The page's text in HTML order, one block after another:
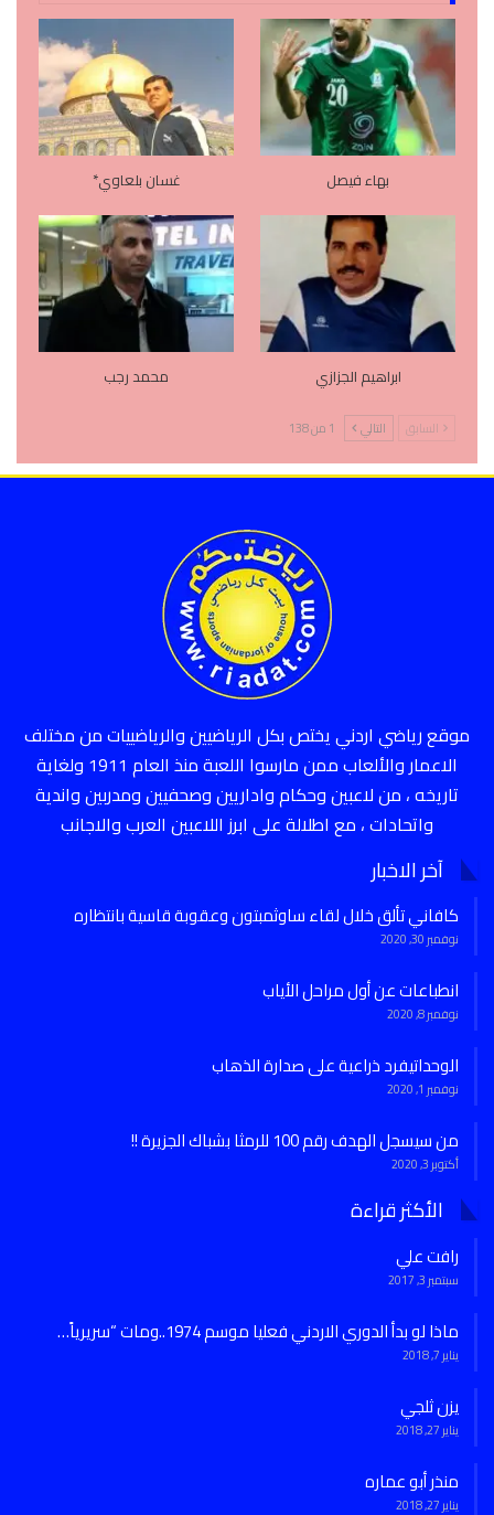
بهاء فيصل غسان بلعاوي*
ابراهيم الجزازي محمد رجب
السابق التالي 1 من 138
موقع رياضي اردني يختص بكل الرياضيين والرياضييات من مختلف
الاعمار والألعاب ممن مارسوا اللعبة منذ العام 1911 ولغاية
تاريخه ، من لاعبين وحكام واداريين وصحفيين ومدربين واندية
واتحادات ، مع اطلالة على ابرز اللاعبين العرب والاجانب
آخر الاخبار
كافاني تألق خلال لقاء ساوثمبتون وعقوبة قاسية بانتظاره
نوفمبر 30, 2020
انطباعات عن أول مراحل الأياب
نوفمبر 8, 2020
الوحداتيفرد ذراعية على صدارة الذهاب
نوفمبر 1, 2020
من سيسجل الهدف رقم 100 للرمثا بشباك الجزيرة !!
أكتوبر 3, 2020
الأكثر قراءة
رافت علي
سبتمبر 3, 2017
ماذا لو بدأ الدوري الاردني فعليا موسم 1974..ومات “سريرياً…
يناير 7, 2018
يزن ثلجي
يناير 27, 2018
منذر أبو عماره
يناير 27, 2018